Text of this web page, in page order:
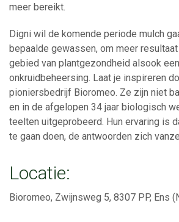
meer bereikt.
Digni wil de komende periode mulch
bepaalde gewassen, om meer
gebied van plantgezondheid alsook
onkruidbeheersing. Laat je inspireren
pioniersbedrijf Bioromeo. Ze zijn niet
en in de afgelopen 34 jaar biologisch
teelten uitgeprobeerd. Hun ervaring is
te gaan doen, de antwoorden zich
Locatie:
Bioromeo, Zwijnsweg 5, 8307 PP, Ens